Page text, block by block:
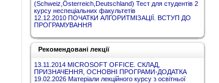
(Schweiz,Österreich,Deutschland) Тест для студентів 2
курсу неспеціальних факультетів
12.12.2010 ПОЧАТКИ АЛГОРИТМІЗАЦІЇ. ВСТУП ДО
ПРОГРАМУВАННЯ
Рекомендовані лекції
13.11.2014 MICROSOFT OFFICE. СКЛАД,
ПРИЗНАЧЕННЯ, ОСНОВНІ ПРОГРАМИ-ДОДАТКА
19.02.2026 Матеріали лекційного курсу з освітньої